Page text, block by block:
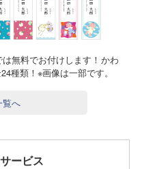
無料でお付けします！かわ
種類！※画像は一部です。
覧へ
ービス